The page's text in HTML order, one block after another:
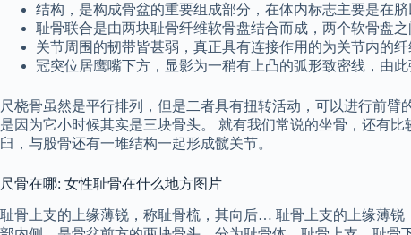
结构，是构成骨盆的重要组成部分，在体内标志主要是在脐
耻骨联合是由两块耻骨纤维软骨盘结合而成，两个软骨盘
关节周围的韧带皆甚弱，真正具有连接作用的为关节内的
冠突位居鹰嘴下方，显影为一稍有上凸的弧形致密线，由此
尺桡骨虽然是平行排列，但是二者具有扭转活动，可以进行前
是因为它小时候其实是三块骨头。 就有我们常说的坐骨，还有
臼，与股骨还有一堆结构一起形成髋关节。
尺骨在哪: 女性耻骨在什么地方图片
耻骨上支的上缘薄锐，称耻骨梳，其向后… 耻骨上支的上缘薄